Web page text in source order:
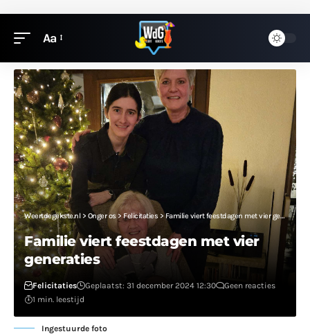
Aa
Weertdegekste.nl> Onger os>Felicitaties>Familie viert feestdagen met vier generaties
Familie viert feestdagen met vier
generaties
Felicitaties Geplaatst: 31 december 2024 12:30
Geen reacties
1 min. leestijd
Ingestuurde foto